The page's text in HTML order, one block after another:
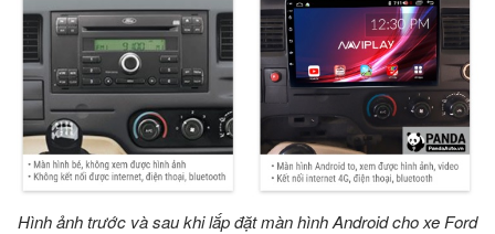
Hình ảnh trước và sau khi lắp đặt màn hình Android cho xe Ford